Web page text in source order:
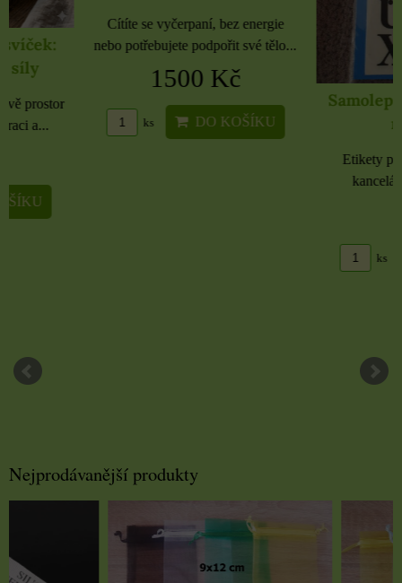
Cítíte se vyčerpaní, bez energie
nebo potřebujete podpořit své tělo...
1500 Kč
DO KOŠÍKU
Samolepky černé
Etikety pro
kancelář 6 použitých
DO
Nejprodávanější produkty